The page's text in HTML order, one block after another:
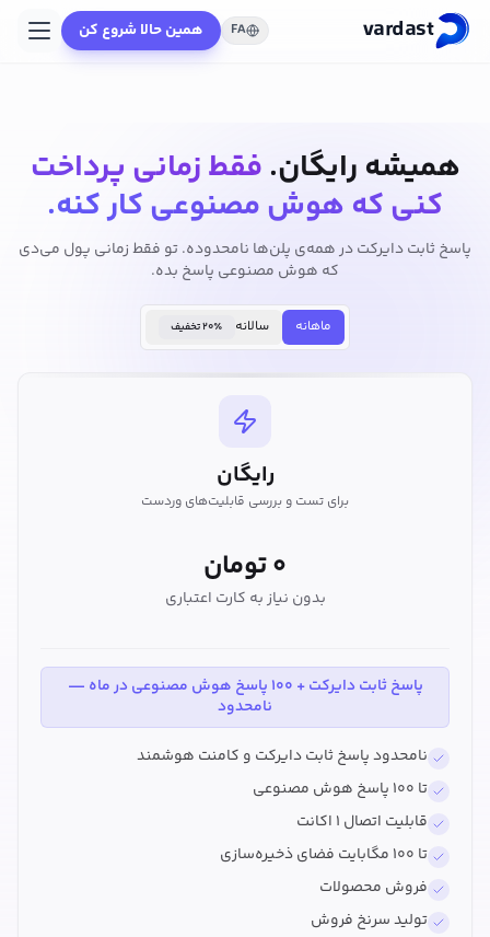
vardast
FA همین حالا شروع کن
همیشه رایگان. فقط زمانی پرداخت
کنی که هوش مصنوعی کار کنه.
پاسخ ثابت دایرکت در همه‌ی پلن‌ها نامحدوده. تو فقط زمانی پول می‌دی
که هوش مصنوعی پاسخ بده.
ماهانه سالانه ۲۰٪ تخفیف
رایگان
برای تست و بررسی قابلیت‌های وردست
۰ تومان
بدون نیاز به کارت اعتباری
پاسخ ثابت دایرکت + ۱۰۰ پاسخ هوش مصنوعی در ماه —
نامحدود
نامحدود پاسخ ثابت دایرکت و کامنت هوشمند
تا ۱۰۰ پاسخ هوش مصنوعی
قابلیت اتصال ۱ اکانت
تا ۱۰۰ مگابایت فضای ذخیره‌سازی
فروش محصولات
تولید سرنخ فروش